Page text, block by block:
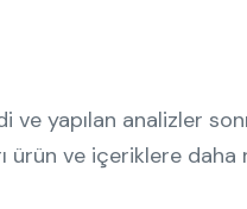
yapılan analizler
ürün ve içeriklere daha